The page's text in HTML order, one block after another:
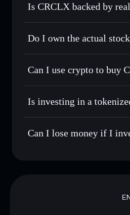
Is CRCLX backed by
Do I own the actual
Can I use crypto to buy
Is investing in a
Can I lose money if I